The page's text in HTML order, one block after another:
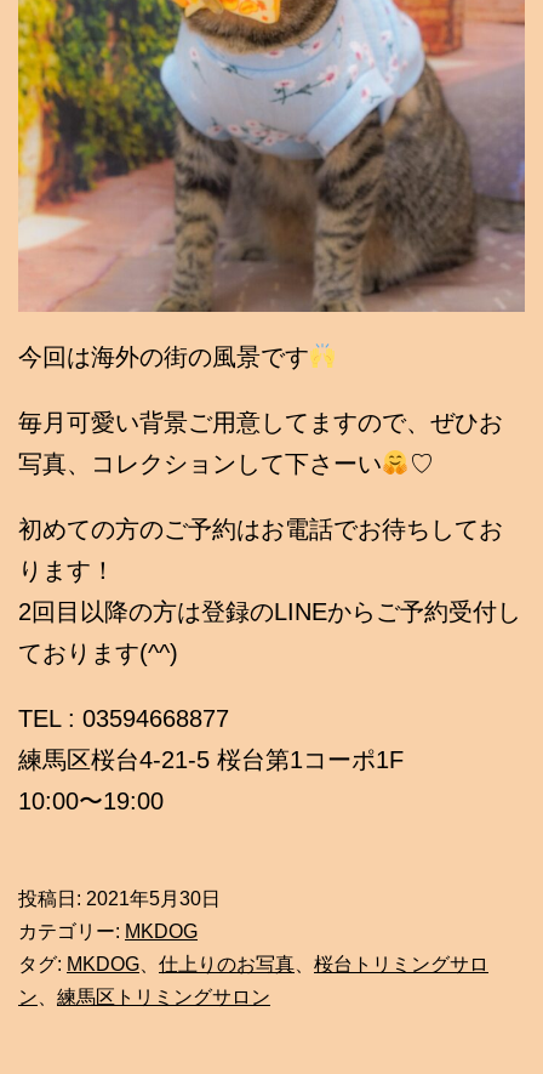
今回は海外の街の風景です
毎月可愛い背景ご用意してますので、ぜひお
写真、コレクションして下さーい
♡
初めての方のご予約はお電話でお待ちしてお
ります！
2回目以降の方は登録のLINEからご予約受付し
ております(^^)
TEL : 03594668877
練馬区桜台4-21-5 桜台第1コーポ1F
10:00〜19:00
投稿日: 2021年5月30日
カテゴリー: MKDOG
タグ: MKDOG 仕上りのお写真
桜台トリミングサロ
ン
練馬区トリミングサロン